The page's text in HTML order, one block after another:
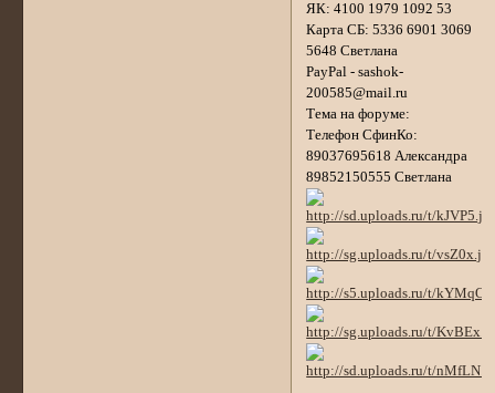
ЯК: 4100 1979 1092 53
Карта СБ: 5336 6901 3069
5648 Светлана
PayPal - sashok-
200585@mail.ru
Тема на форуме:
Телефон СфинКо:
89037695618 Александра
89852150555 Светлана